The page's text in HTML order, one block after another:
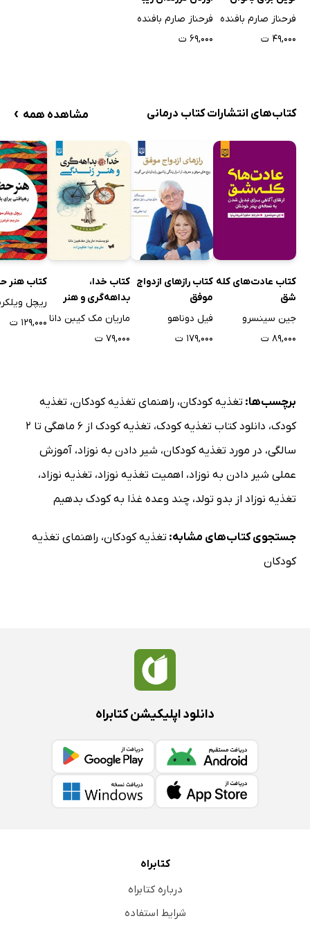
عصاره گوشت مرغ
عصاره سبزیجات
سوپ هویج، اسفناج و عدس
عدسی
ماست خیار و نعنا
شیربرنج
فرنی
پوره زرده‌ی تخم‌مرغ
پوره گوشت مخلوط
پاناد ساده
پاناد سبزی
پاناد شیر
پوره سیب‌زمینی
سوپ گوشت
کم شدن اشتها
زیاد شدن اشتها
فصل 8: تغذیه و رشد کودک
تغذیه کودکان معلول
وسایل مناسب برای کودک
حساسیت به پروتئین موجود در شیر
عدم مقاومت بدن در برابر لاکتوز
آزمایشات لازم برای تشخیص علل حساسیت
پیشگیری از بروز حساسیت
غذاهای مناسب و نامناسب برای کودکان مبتلا به بیماری
راه‌های کمک به کودکان مبتلا به بیماری سلیاک
بیماری سیستیک فیبروزیس
جوان
فرحناز صارم بافنده
۴۹,۰۰۰ ت
(اوژنیک)
فرحناز صارم بافنده
۶۹,۰۰۰ ت
کتاب‌های انتشارات کتاب درمانی مشاهده همه ›
کتاب عادت‌های کله
شق
جین سینسرو
۸۹,۰۰۰ ت
کتاب رازهای ازدواج
موفق
فیل دوناهو
۱۷۹,۰۰۰ ت
کتاب خدا،
بداهه‌گری و هنر
زندگی
ماریان مک کیبن دانا
۷۹,۰۰۰ ت
کتاب هنر
۱۲۹,۰۰۰ ت
برچسب‌ها: تغذیه کودکان، راهنمای تغذیه کودکان، تغذیه
کودک، دانلود کتاب تغذیه کودک،
تغذیه کودک از 6 ماهگی تا 2
سالگی، در مورد تغذیه کودکان، شیر دادن به نوزاد، آموزش
عملی شیر دادن به نوزاد، اهمیت تغذیه نوزاد، تغذیه نوزاد،
تغذیه نوزاد از بدو تولد، چند وعده غذا به کودک بدهیم
جستجوی کتاب‌های مشابه: تغذیه کودکان، راهنمای تغذیه
کودکان
دانلود اپلیکیشن کتابراه
کتابراه
درباره کتابراه
شرایط استفاده